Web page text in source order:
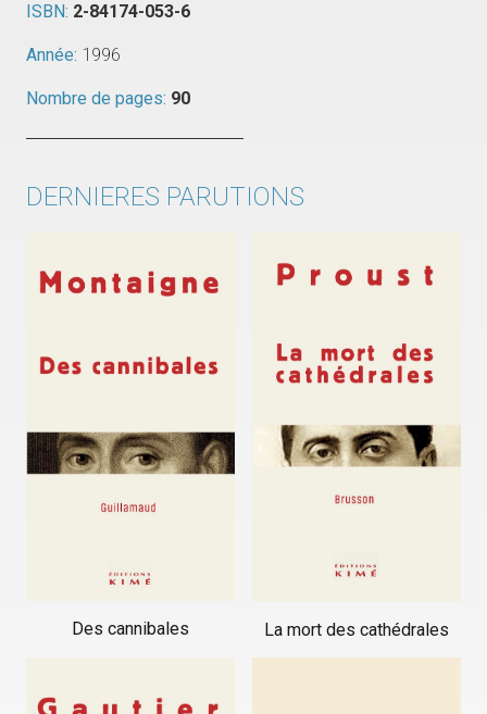
ISBN: 2-84174-053-6
Année: 1996
Nombre de pages: 90
DERNIERES PARUTIONS
Des cannibales La mort des cathédrales